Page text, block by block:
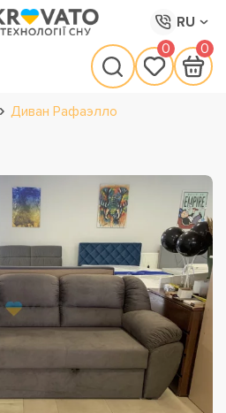
RU
0 0
Диван Рафаэлло